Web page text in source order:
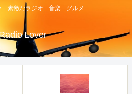
素敵なラジオ 音楽 グルメ
Lover